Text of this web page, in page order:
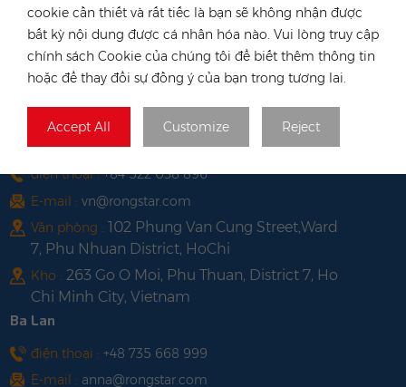
cookie cần thiết và rất tiếc là bạn sẽ không nhận được
bất kỳ nội dung được cá nhân hóa nào. Vui lòng truy cập
chính sách Cookie của chúng tôi để biết thêm thông tin
hoặc để thay đổi sự đồng ý của bạn trong tương lai.
Accept All Customize Reject
Hong Kong
điện thoại :+852 54222219
E-mail : hk@rongstar.com
Yuen Long, Hong Kong
điện thoại :+84 522 038 896
E-mail : vn@rongstar.com
Văn phòng : 102 Phung Van Cung Street,Ward
7, Phu Nhuan District, HoChi
Kho : 263 Go O Moi, Phu Thuan, District 7, Ho
Chi Minh City, Vietnam
Ba Lan
điện thoại : +48 735 668 999
E-mail : anna@rongstar.com